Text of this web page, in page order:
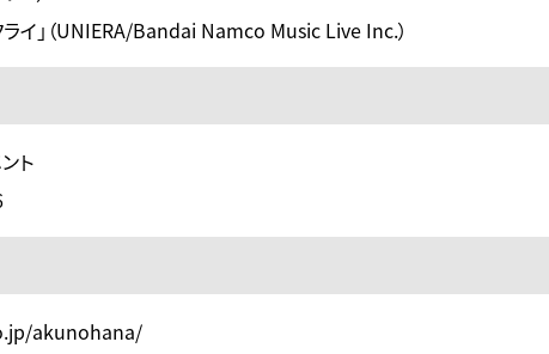
ライ」（UNIERA/Bandai Namco Music Live Inc.）
ト
akunohana/